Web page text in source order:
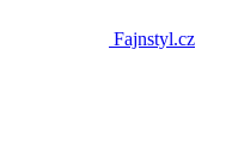
Fajnstyl.cz